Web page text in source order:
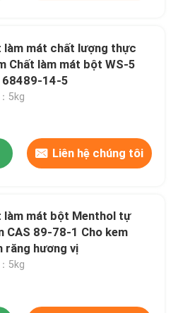
làm mát chất lượng thực
Chất làm mát bột WS-5
68489-14-5
5kg
Liên hệ chúng tôi
làm mát bột Menthol tự
CAS 89-78-1 Cho kem
răng hương vị
5kg